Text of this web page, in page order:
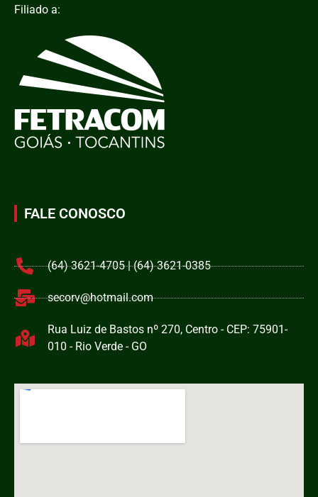
Filiado a:
FALE CONOSCO
(64) 3621-4705 | (64) 3621-0385
secorv@hotmail.com
Rua Luiz de Bastos nº 270, Centro - CEP: 75901-
010 - Rio Verde - GO